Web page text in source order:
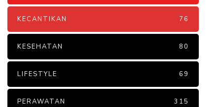
KECANTIKAN 76
KESEHATAN 80
LIFESTYLE 69
PERAWATAN 315